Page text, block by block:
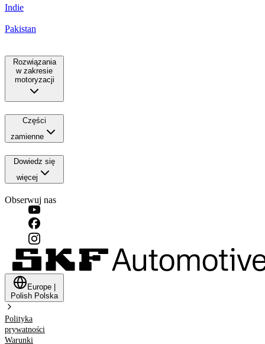
Indie
Pakistan
Rozwiązania
w zakresie
motoryzacji
Części
zamienne
Dowiedz się
więcej
Obserwuj nas
Europe |
Polish Polska
Polityka
prywatności
Warunki